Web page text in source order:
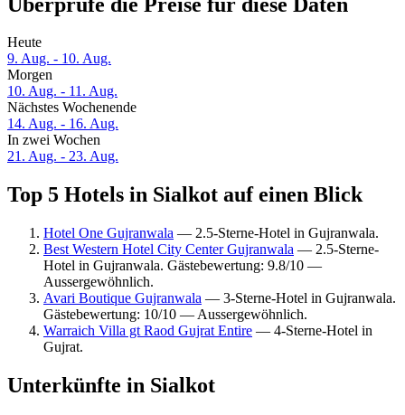
Heute
9. Aug. - 10. Aug.
Morgen
10. Aug. - 11. Aug.
Nächstes Wochenende
14. Aug. - 16. Aug.
In zwei Wochen
21. Aug. - 23. Aug.
Top 5 Hotels in Sialkot auf einen Blick
Hotel One Gujranwala — 2.5-Sterne-Hotel in Gujranwala.
Best Western Hotel City Center Gujranwala — 2.5-Sterne-
Hotel in Gujranwala. Gästebewertung: 9.8/10 —
Aussergewöhnlich.
Avari Boutique Gujranwala — 3-Sterne-Hotel in Gujranwala.
Gästebewertung: 10/10 — Aussergewöhnlich.
Warraich Villa gt Raod Gujrat Entire — 4-Sterne-Hotel in
Gujrat.
Unterkünfte in Sialkot